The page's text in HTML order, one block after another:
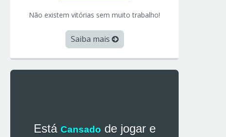
Não existem vitórias sem muito trabalho!
Saiba mais
Está Cansado de jogar e